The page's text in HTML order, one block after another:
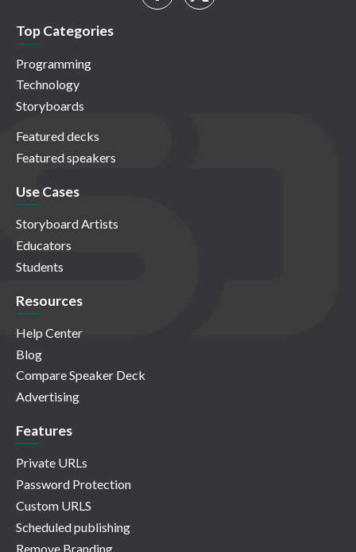
Top Categories
Programming
Technology
Storyboards
Featured decks
Featured speakers
Use Cases
Storyboard Artists
Educators
Students
Resources
Help Center
Blog
Compare Speaker Deck
Advertising
Features
Private URLs
Password Protection
Custom URLS
Scheduled publishing
Remove Branding